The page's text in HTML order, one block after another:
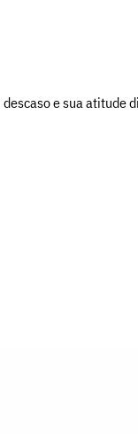
e sua atitude